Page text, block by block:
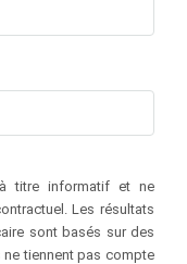
titre informatif et ne
Les résultats
sont basés sur des
tiennent pas compte